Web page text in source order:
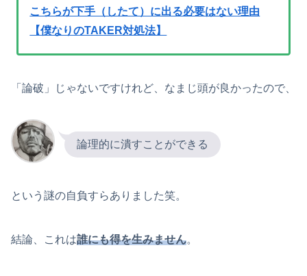
こちらが下手（したて）に出る必要はない理由
【僕なりのTAKER対処法】
「論破」じゃないですけれど、なまじ頭が良かったので、
論理的に潰すことができる
という謎の自負すらありました笑。
結論、これは誰にも得を生みません。